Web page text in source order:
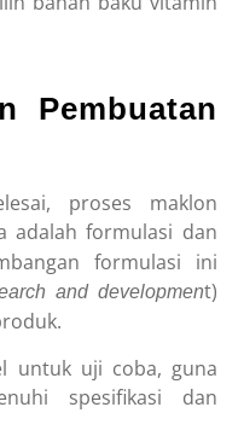
Pembuatan
proses maklon
adalah formulasi dan
formulasi ini
and development)
untuk uji coba, guna
spesifikasi dan